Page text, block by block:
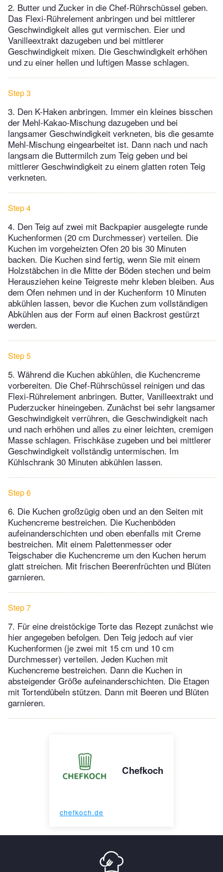
2. Butter und Zucker in die Chef-Rührschüssel geben.
Das Flexi-Rührelement anbringen und bei mittlerer
Geschwindigkeit alles gut vermischen. Eier und
Vanilleextrakt dazugeben und bei mittlerer
Geschwindigkeit mixen. Die Geschwindigkeit erhöhen
und zu einer hellen und luftigen Masse schlagen.
Step 3
3. Den K-Haken anbringen. Immer ein kleines bisschen
der Mehl-Kakao-Mischung dazugeben und bei
langsamer Geschwindigkeit verkneten, bis die gesamte
Mehl-Mischung eingearbeitet ist. Dann nach und nach
langsam die Buttermilch zum Teig geben und bei
mittlerer Geschwindigkeit zu einem glatten roten Teig
verkneten.
Step 4
4. Den Teig auf zwei mit Backpapier ausgelegte runde
Kuchenformen (20 cm Durchmesser) verteilen. Die
Kuchen im vorgeheizten Ofen 20 bis 30 Minuten
backen. Die Kuchen sind fertig, wenn Sie mit einem
Holzstäbchen in die Mitte der Böden stechen und beim
Herausziehen keine Teigreste mehr kleben bleiben. Aus
dem Ofen nehmen und in der Kuchenform 10 Minuten
abkühlen lassen, bevor die Kuchen zum vollständigen
Abkühlen aus der Form auf einen Backrost gestürzt
werden.
Step 5
5. Während die Kuchen abkühlen, die Kuchencreme
vorbereiten. Die Chef-Rührschüssel reinigen und das
Flexi-Rührelement anbringen. Butter, Vanilleextrakt und
Puderzucker hineingeben. Zunächst bei sehr langsamer
Geschwindigkeit verrühren, die Geschwindigkeit nach
und nach erhöhen und alles zu einer leichten, cremigen
Masse schlagen. Frischkäse zugeben und bei mittlerer
Geschwindigkeit vollständig untermischen. Im
Kühlschrank 30 Minuten abkühlen lassen.
Step 6
6. Die Kuchen großzügig oben und an den Seiten mit
Kuchencreme bestreichen. Die Kuchenböden
aufeinanderschichten und oben ebenfalls mit Creme
bestreichen. Mit einem Palettenmesser oder
Teigschaber die Kuchencreme um den Kuchen herum
glatt streichen. Mit frischen Beerenfrüchten und Blüten
garnieren.
Step 7
7. Für eine dreistöckige Torte das Rezept zunächst wie
hier angegeben befolgen. Den Teig jedoch auf vier
Kuchenformen (je zwei mit 15 cm und 10 cm
Durchmesser) verteilen. Jeden Kuchen mit
Kuchencreme bestreichen. Dann die Kuchen in
absteigender Größe aufeinanderschichten. Die Etagen
mit Tortendübeln stützen. Dann mit Beeren und Blüten
garnieren.
Chefkoch
chefkoch.de